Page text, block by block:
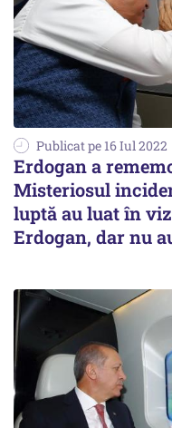
Publicat pe 16 Iul 2022
Erdogan a
Misteriosul
luptă au luat în
Erdogan, dar nu